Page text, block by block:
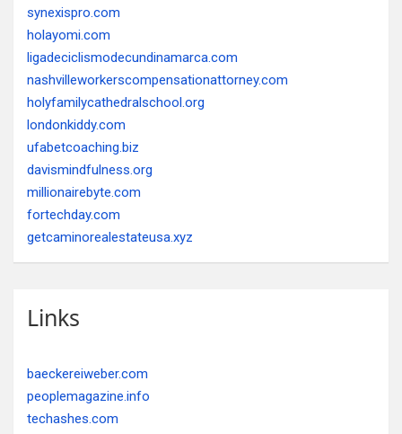
synexispro.com
holayomi.com
ligadeciclismodecundinamarca.com
nashvilleworkerscompensationattorney.com
holyfamilycathedralschool.org
londonkiddy.com
ufabetcoaching.biz
davismindfulness.org
millionairebyte.com
fortechday.com
getcaminorealestateusa.xyz
Links
baeckereiweber.com
peoplemagazine.info
techashes.com